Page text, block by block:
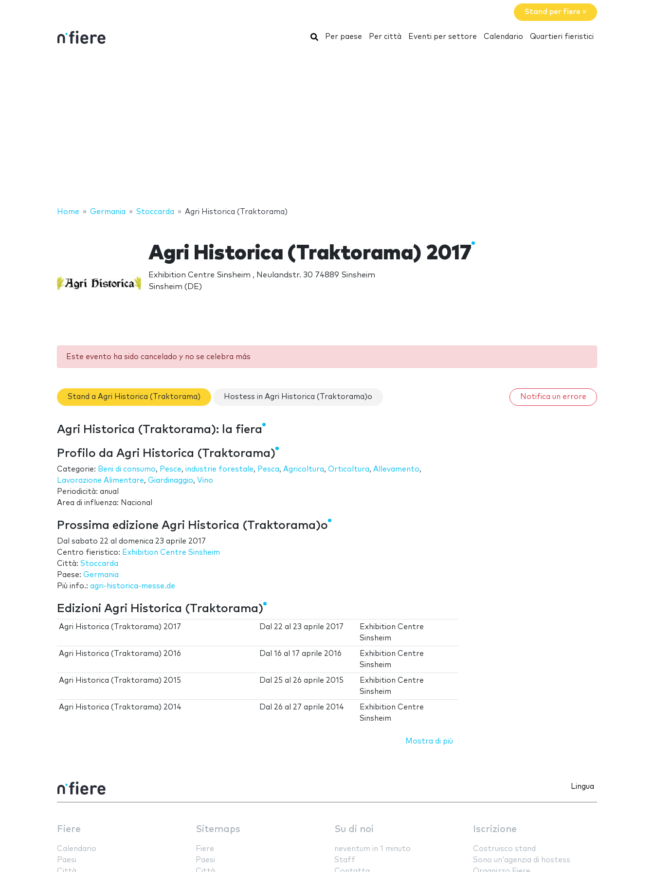
Stand per fiere »
Cerca
Per paese Per città Eventi per settore Calendario Quartieri fieristici
Home Germania Stoccarda Agri Historica (Traktorama)
Agri Historica (Traktorama) 2017
Exhibition Centre Sinsheim , Neulandstr. 30 74889 Sinsheim
Sinsheim (DE)
Este evento ha sido cancelado y no se celebra más
Stand a Agri Historica (Traktorama) Hostess in Agri Historica (Traktorama)o Notifica un errore
Agri Historica (Traktorama): la fiera
Profilo da Agri Historica (Traktorama)
Categorie: Beni di consumo, Pesce, industrie forestale, Pesca, Agricoltura, Orticoltura, Allevamento,
Lavorazione Alimentare, Giardinaggio, Vino
Periodicità: anual
Area di influenza: Nacional
Prossima edizione Agri Historica (Traktorama)o
Dal sabato 22 al domenica 23 aprile 2017
Centro fieristico: Exhibition Centre Sinsheim
Città: Stoccarda
Paese: Germania
Più info.: agri-historica-messe.de
Edizioni Agri Historica (Traktorama)
Agri Historica (Traktorama) 2017 Dal 22 al 23 aprile 2017
Exhibition Centre
Sinsheim
Agri Historica (Traktorama) 2016 Dal16 al17 aprile 2016
Exhibition Centre
Sinsheim
Agri Historica (Traktorama) 2015 Dal 25 al 26 aprile 2015
Exhibition Centre
Sinsheim
Agri Historica (Traktorama) 2014 Dal 26 al 27 aprile 2014
Exhibition Centre
Sinsheim
Mostra di più
Lingua
Fiere
Calendario
Paesi
Sitemaps
Fiere
Paesi
Su di noi
neventum in 1 minuto
Staff
Iscrizione
Costruisco stand
Sono un'agenzia di hostess